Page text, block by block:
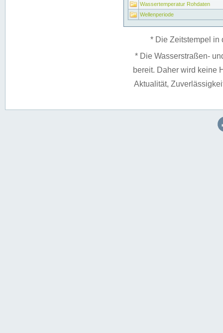
Wassertemperatur Rohdaten
Wellenperiode
* Die Zeitstempel in
* Die Wasserstraßen-
bereit. Daher wird keine
Aktualität,